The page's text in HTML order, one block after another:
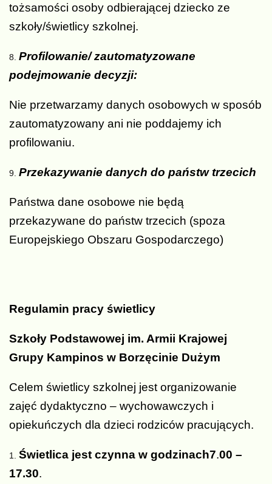
tożsamości osoby odbierającej dziecko ze
szkoły/świetlicy szkolnej.
Profilowanie/ zautomatyzowane
podejmowanie decyzji:
Nie przetwarzamy danych osobowych w sposób
zautomatyzowany ani nie poddajemy ich
profilowaniu.
Przekazywanie danych do państw trzecich
Państwa dane osobowe nie będą
przekazywane do państw trzecich (spoza
Europejskiego Obszaru Gospodarczego)
Regulamin pracy świetlicy
Szkoły Podstawowej im. Armii Krajowej
Grupy Kampinos w Borzęcinie Dużym
Celem świetlicy szkolnej jest organizowanie
zajęć dydaktyczno – wychowawczych i
opiekuńczych dla dzieci rodziców pracujących.
Świetlica jest czynna w godzinach7.00 –
17.30.